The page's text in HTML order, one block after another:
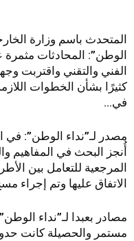
المتحدث باسم وزارة
الوطن”: المحادثات
الفني والتقني واقتربت
كثيرًا بشأن الخطوات
في...
مصدر لـ”نداء الوطن”: في
أُنجز البحث في المفاهيم
المرجعية للتعامل بين
الاتفاق عليها وتم إجراء
مصادر بعبدا لـ”نداء
مستمر والحصيلة كانت